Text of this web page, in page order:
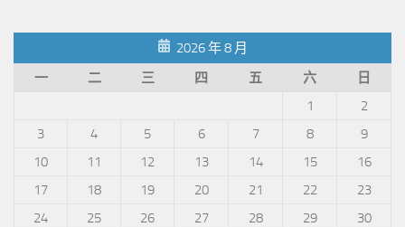
類
2026 年 8 月
一
二 三 四 五 六
日
1
2
3
4 5 6 7 8
9
10
11 12 13 14 15
16
17
18 19 20 21 22
23
24
25 26 27 28 29
30